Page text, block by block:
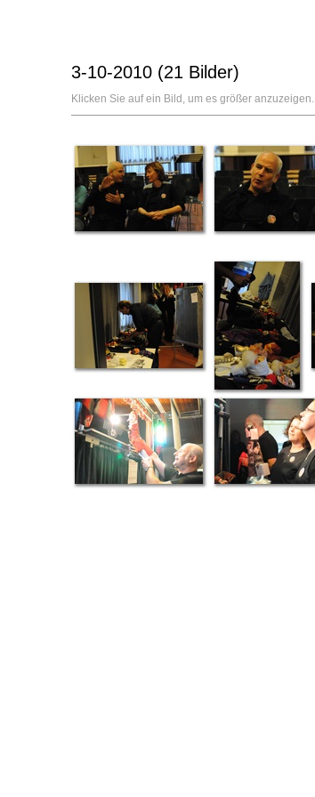
3-10-2010 (21 Bilder)
Klicken Sie auf ein Bild, um es größer anzuzeigen.